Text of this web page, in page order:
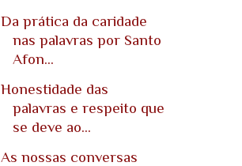
Da prática da caridade
nas palavras por Santo
Afon...
Honestidade das
palavras e respeito que
se deve ao...
As nossas conversas